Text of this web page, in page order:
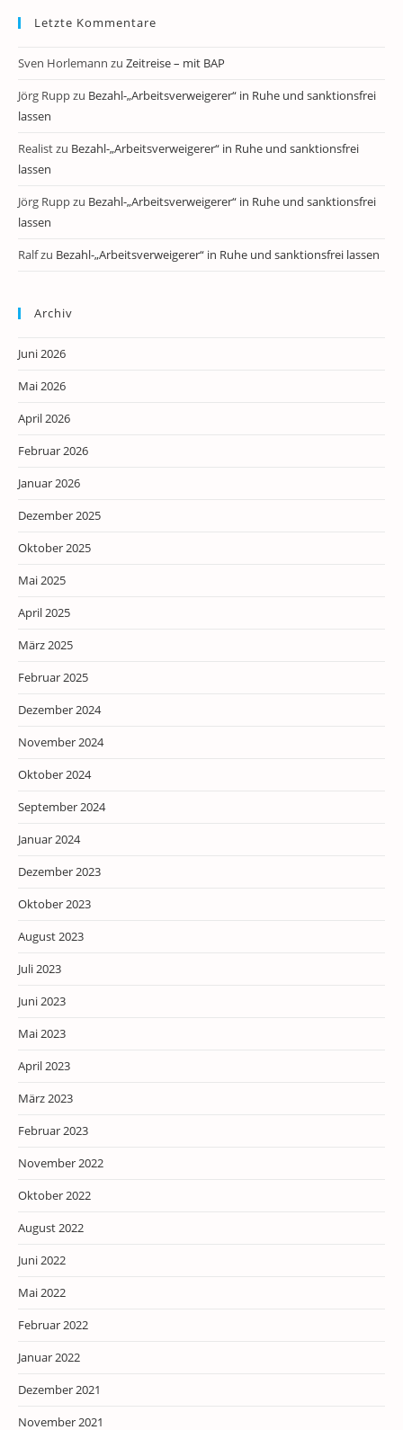
Letzte Kommentare
Sven Horlemann zu Zeitreise – mit BAP
Jörg Ruppzu Bezahl-„Arbeitsverweigerer“ in Ruhe und sanktionsfrei
lassen
Realistzu Bezahl-„Arbeitsverweigerer“ in Ruhe und sanktionsfrei
lassen
Jörg Ruppzu Bezahl-„Arbeitsverweigerer“ in Ruhe und sanktionsfrei
lassen
Ralfzu Bezahl-„Arbeitsverweigerer“ in Ruhe und sanktionsfrei lassen
Archiv
Juni 2026
Mai 2026
April 2026
Februar 2026
Januar 2026
Dezember 2025
Oktober 2025
Mai 2025
April 2025
März 2025
Februar 2025
Dezember 2024
November 2024
Oktober 2024
September 2024
Januar 2024
Dezember 2023
Oktober 2023
August 2023
Juli 2023
Juni 2023
Mai 2023
April 2023
März 2023
Februar 2023
November 2022
Oktober 2022
August 2022
Juni 2022
Mai 2022
Februar 2022
Januar 2022
Dezember 2021
November 2021